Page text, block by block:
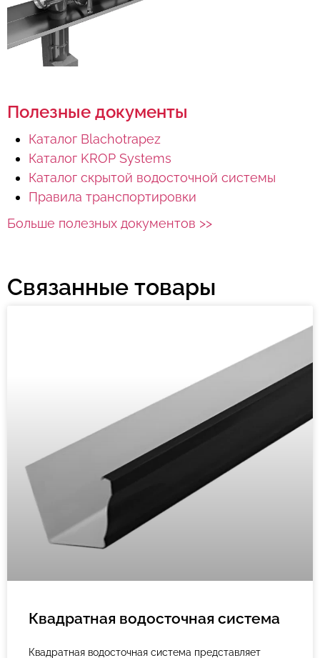
Полезные документы
Каталог Blachotrapez
Каталог KROP Systems
Каталог скрытой водосточной системы
Правила транспортировки
Больше полезных документов >>
Связанные товары
Квадратная водосточная система
Квадратная водосточная система представляет